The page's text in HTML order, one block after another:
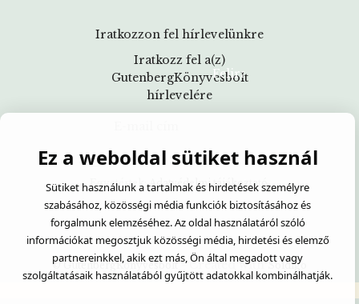
Iratkozzon fel hírlevelünkre
Iratkozz fel a(z)
GutenbergKönyvesbolt
hírlevelére
Egyetértek:Adatvédelmi tájékoztató
© GutenbergKönyvesbolt- Created with Soldigo
Ez a weboldal sütiket használ
Sütiket használunk a tartalmak és hirdetések személyre
szabásához, közösségi média funkciók biztosításához és
forgalmunk elemzéséhez. Az oldal használatáról szóló
információkat megosztjuk közösségi média, hirdetési és elemző
partnereinkkel, akik ezt más, Ön által megadott vagy
szolgáltatásaik használatából gyűjtött adatokkal kombinálhatják.